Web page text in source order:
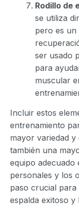
Rodillo de
se utiliza
pero es un
ser usado
para
muscular
Incluir estos
entrenamiento
mayor variedad y
también una
equipo adecuado
personales y los
paso crucial
espalda exitoso y